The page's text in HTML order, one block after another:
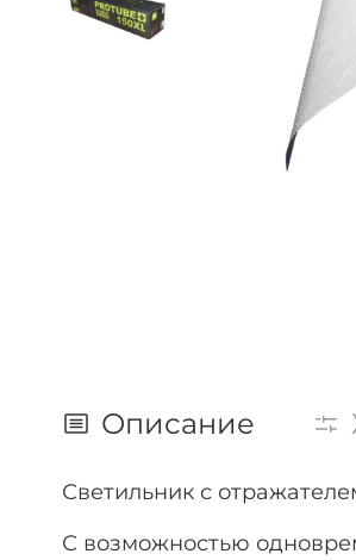
Описание
Светильник с
С возможностью